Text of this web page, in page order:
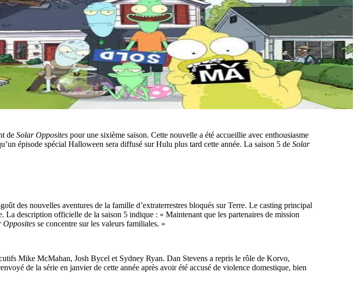
de Solar Opposites pour une sixième saison. Cette nouvelle a été accueillie avec enthousiasme
épisode spécial Halloween sera diffusé sur Hulu plus tard cette année. La saison 5 de Solar
des nouvelles aventures de la famille d’extraterrestres bloqués sur Terre. Le casting principal
description officielle de la saison 5 indique : « Maintenant que les partenaires de mission
Opposites se concentre sur les valeurs familiales. »
Mike McMahan, Josh Bycel et Sydney Ryan. Dan Stevens a repris le rôle de Korvo,
de la série en janvier de cette année après avoir été accusé de violence domestique, bien